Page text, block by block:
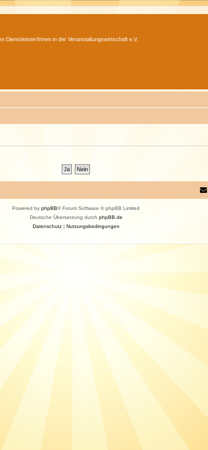
Dienstleister/Innen in der Veranstaltungswirtschaft e.V.
Powered by phpBB® Forum Software © phpBB Limited
Deutsche Übersetzung durch phpBB.de
Datenschutz| Nutzungsbedingungen